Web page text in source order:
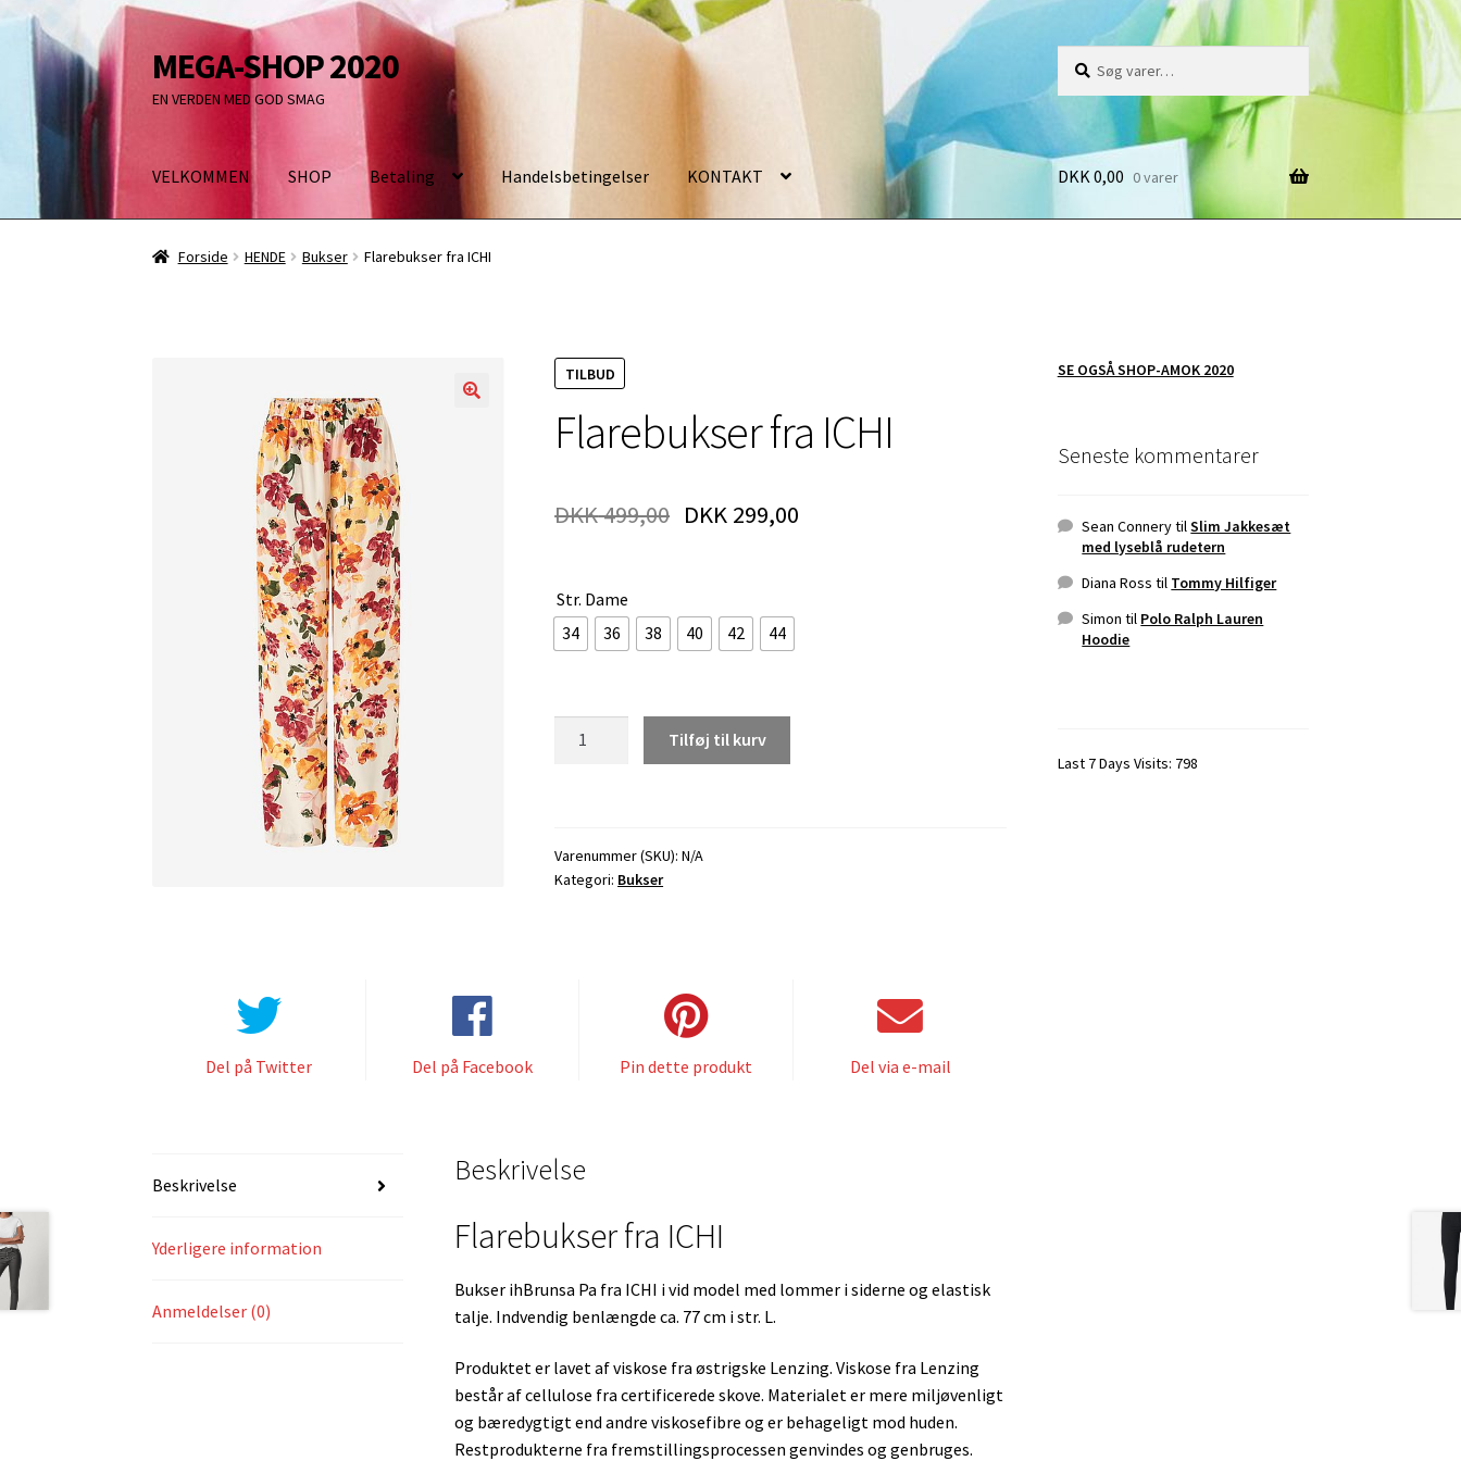
Spring
til
navigation
Spring
til
indhold
MEGA-SHOP 2020
EN VERDEN MED GOD SMAG
efter:
VELKOMMEN SHOP Betaling Handelsbetingelser KONTAKT DKK0,00 0 varer
Forside HENDE Bukser Flarebukser fra ICHI
TILBUD
Flarebukser fra ICHI
DKK499,00 DKK299,00
Str. Dame
34
36 38 40 42 44
Tilføj til kurv
Varenummer (SKU):N/A
Kategori: Bukser
Del på Twitter Del på Facebook Pin dette produkt Del via e-mail
Beskrivelse
Yderligere information
Anmeldelser (0)
Beskrivelse
Flarebukser fra ICHI
Bukser ihBrunsa Pa fra ICHI i vid model med lommer i siderne og elastisk
talje. Indvendig benlængde ca. 77 cm i str. L.
Produktet er lavet af viskose fra østrigske Lenzing. Viskose fra Lenzing
består af cellulose fra certificerede skove. Materialet er mere miljøvenligt
og bæredygtigt end andre viskosefibre og er behageligt mod huden.
Restprodukterne fra fremstillingsprocessen genvindes og genbruges.
SE OGSÅ SHOP-AMOK 2020
Seneste kommentarer
Sean ConnerytilSlim Jakkesæt
med lyseblå rudetern
Diana Ross til Tommy Hilfiger
Simon til Polo Ralph Lauren
Hoodie
Last 7 Days Visits: 798